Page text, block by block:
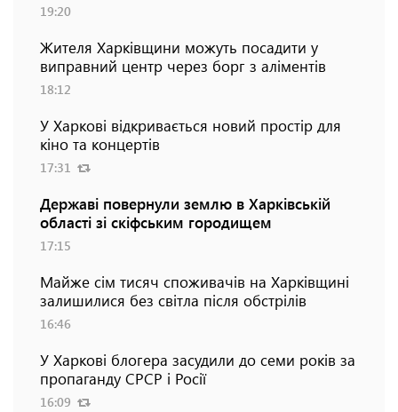
19:20
Жителя Харківщини можуть посадити у
виправний центр через борг з аліментів
18:12
У Харкові відкривається новий простір для
кіно та концертів
17:31
Державі повернули землю в Харківській
області зі скіфським городищем
17:15
Майже сім тисяч споживачів на Харківщині
залишилися без світла після обстрілів
16:46
У Харкові блогера засудили до семи років за
пропаганду СРСР і Росії
16:09